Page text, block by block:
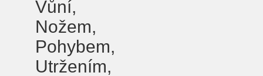
Vůní,
Nožem,
Pohybem,
Utržením,